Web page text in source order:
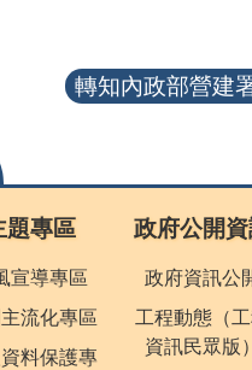
轉知內政部營建
題專區
宣導專區
流化專區
料保護專
政府公開
政府資訊公
工程動態（
資訊民眾版）